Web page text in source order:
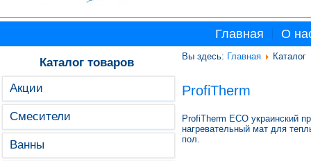
Главная О
Каталог товаров
Акции
Смесители
Ванны
Вы здесь: Главная Каталог
ProfiTherm
ProfiTherm ECO украинский
нагревательный мат для
пол.